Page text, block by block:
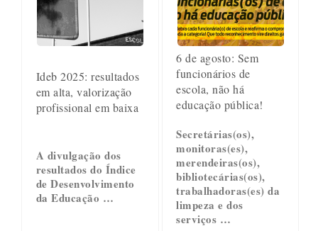
Ideb 2025: resultados
em alta, valorização
profissional em baixa
A divulgação dos
resultados do Índice
de Desenvolvimento
da Educação …
6 de agosto: Sem
funcionários de
escola, não há
educação pública!
Secretárias(os),
monitoras(es),
merendeiras(os),
bibliotecárias(os),
trabalhadoras(es) da
limpeza e dos
serviços …